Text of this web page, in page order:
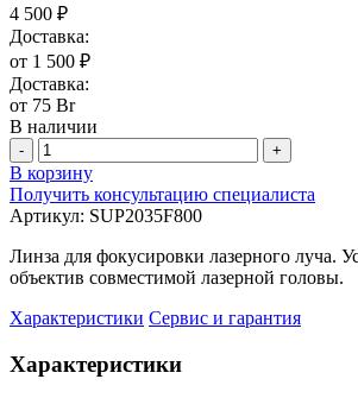
4 500 ₽
Доставка:
от 1 500 ₽
Доставка:
от 75 Br
В наличии
- +
В корзину
Получить консультацию специалиста
Артикул: SUP2035F800
Линза для фокусировки лазерного луча.
объектив совместимой лазерной головы.
Характеристики Сервис и гарантия
Характеристики